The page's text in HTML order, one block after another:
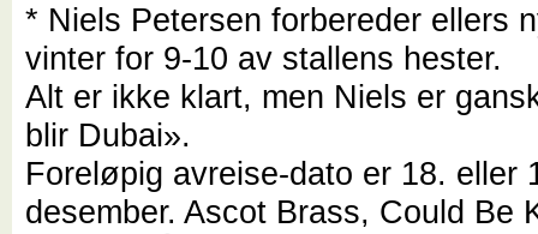
* Niels Petersen forbereder ellers
vinter for 9-10 av stallens hester.
Alt er ikke klart, men Niels er
blir Dubai».
Foreløpig avreise-dato er 18. eller
desember. Ascot Brass, Could Be